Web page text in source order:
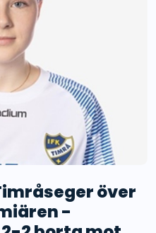
över
-